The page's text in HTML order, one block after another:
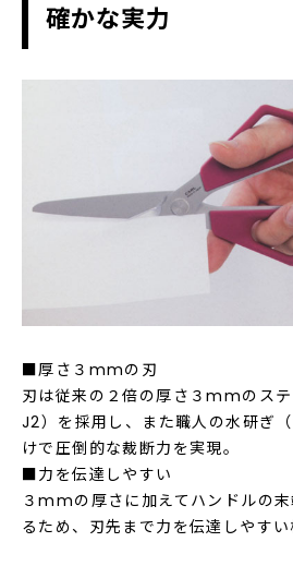
確かな実力
■厚さ３mmの刃
刃は従来の２倍の厚さ３mmのス
J2）を採用し、また職人の水研ぎ
けで圧倒的な裁断力を実現。
■力を伝達しやすい
３mmの厚さに加えてハンドルの
るため、刃先まで力を伝達しやすい